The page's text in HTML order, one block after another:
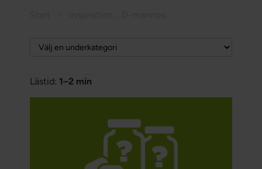
Lästid: 1–2 min